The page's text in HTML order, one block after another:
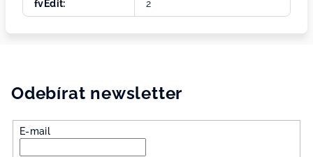
fvEdit: 2
Odebírat newsletter
E-mail